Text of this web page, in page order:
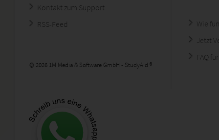
Kontakt zum Support
RSS-Feed
© 2026 1M Media & Software GmbH - StudyAid ®
Wie
Jetzt
FAQ